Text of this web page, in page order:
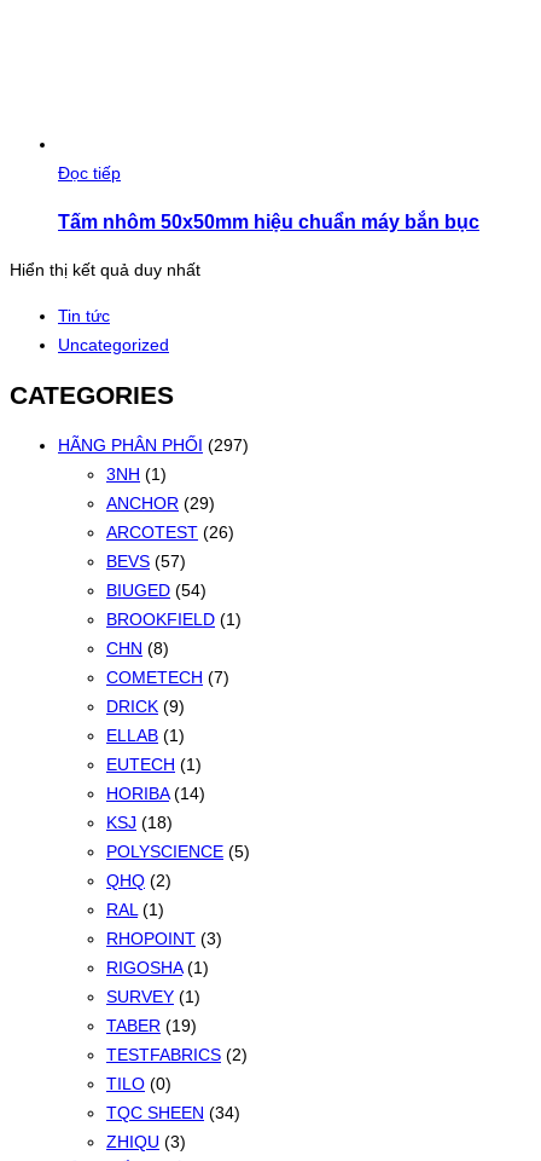
Đọc tiếp
Tấm nhôm 50x50mm hiệu chuẩn máy bắn bục
Hiển thị kết quả duy nhất
Tin tức
Uncategorized
CATEGORIES
HÃNG PHÂN PHỐI (297)
3NH (1)
ANCHOR (29)
ARCOTEST (26)
BEVS (57)
BIUGED (54)
BROOKFIELD (1)
CHN (8)
COMETECH (7)
DRICK (9)
ELLAB (1)
EUTECH (1)
HORIBA (14)
KSJ (18)
POLYSCIENCE (5)
QHQ (2)
RAL (1)
RHOPOINT (3)
RIGOSHA (1)
SURVEY (1)
TABER (19)
TESTFABRICS (2)
TILO (0)
TQC SHEEN (34)
ZHIQU (3)